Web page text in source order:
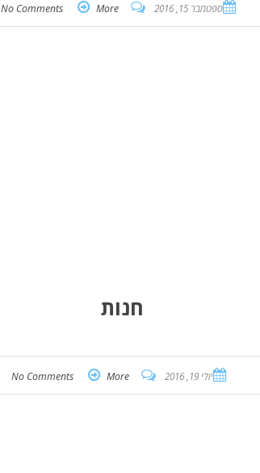
ספטמבר 15, 2016 No Comments More
חנות
יולי 19, 2016 No Comments More